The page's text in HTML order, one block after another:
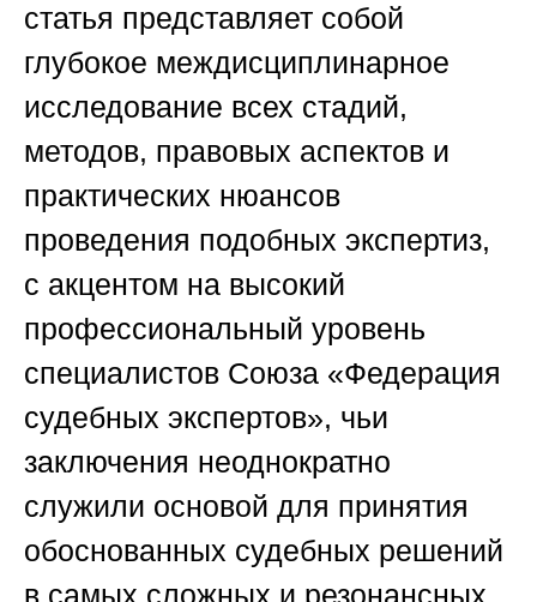
статья представляет собой
глубокое междисциплинарное
исследование всех стадий,
методов, правовых аспектов и
практических нюансов
проведения подобных экспертиз,
с акцентом на высокий
профессиональный уровень
специалистов Союза «Федерация
судебных экспертов», чьи
заключения неоднократно
служили основой для принятия
обоснованных судебных решений
в самых сложных и резонансных